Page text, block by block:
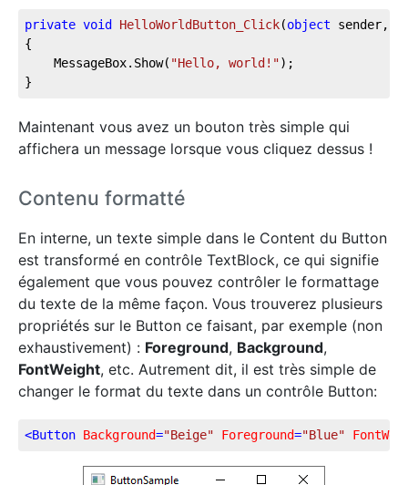
private void HelloWorldButton_Click(object sender,
{
MessageBox.Show( "Hello, world!");
}
Maintenant vous avez un bouton très simple qui
affichera un message lorsque vous cliquez dessus !
Contenu formatté
En interne, un texte simple dans le Content du Button
est transformé en contrôle TextBlock, ce qui signifie
également que vous pouvez contrôler le formattage
du texte de la même façon. Vous trouverez plusieurs
propriétés sur le Button ce faisant, par exemple (non
exhaustivement) : Foreground, Background,
FontWeight, etc. Autrement dit, il est très simple de
changer le format du texte dans un contrôle Button:
<Button Background="Beige" Foreground="Blue"